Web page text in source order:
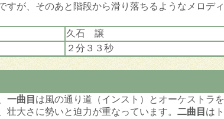
すが、そのあと階段から滑り落ちるようなメロディ
久石 譲
２分３３秒
一曲目 は風の通り道（インスト）とオーケストラを
壮大さに勢いと迫力が重なっています。 二曲目 はト